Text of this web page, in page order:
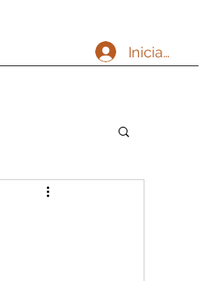
Iniciar sesión